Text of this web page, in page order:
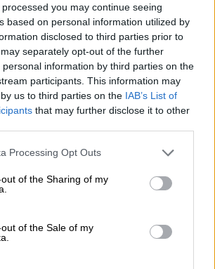
you may continue seeing
based on personal information utilized by
disclosed to third parties prior to
separately opt-out of the further
information by third parties on the
participants. This information may
us to third parties on the IAB’s List of
that may further disclose it to other
website/app uses one or more Google
visit or usage behaviour. You may click to
to Google and its third-party tags to
specified purposes in below Google
Processing Opt Outs
of the Sharing of my
of the Sale of my
06:35
Αλλάζει το τοπίο της
- Σφοδρές αντιδράσεις από
και κόμματα
νομοσχεδίου φέρνει ξανά
εκπαιδευτικούς στους